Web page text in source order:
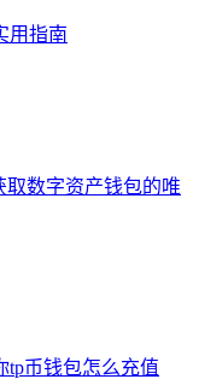
用指南
取数字资产钱包的唯
tp币钱包怎么充值